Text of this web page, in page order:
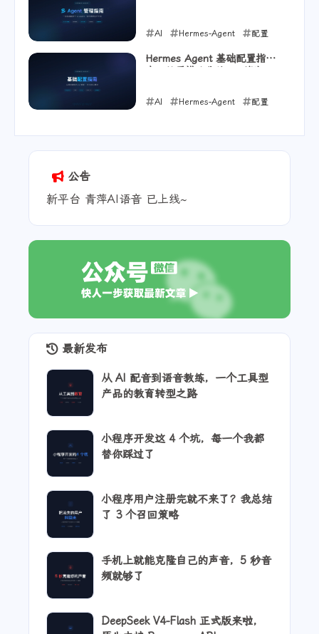
AI Hermes-Agent 配置
2026-05-16
Hermes Agent 基础配置指
AI Hermes-Agent 配置
公告
新平台 青萍AI语音 已上线~
最新发布
从 AI 配音到语音教练，一个工具型
产品的教育转型之路
小程序开发这 4 个坑，每一个我都
替你踩过了
小程序用户注册完就不来了？我总结
了 3 个召回策略
手机上就能克隆自己的声音，5 秒音
频就够了
DeepSeek V4-Flash 正式版来啦，